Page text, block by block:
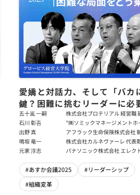
愛嬌と対話力、そして「バカ
鍵？困難に挑むリーダーに必
の持ち方
五十嵐 一嗣
株式会社プロテリアル 経営職
石川 彰吾
"㈱ソミックマネージメントホ
副社長／㈱ソミック石川 取締
トランスフォーメーション 代
人 Future Innovation Lab 理事"
出野 真
アフラック生命保険株式会社
鳴坂 竜一
株式会社カルネヴァーレ 代表
元家 淳志
パナソニック株式会社 エレク
#あすか会議2025
#リーダーシップ
#組織変革